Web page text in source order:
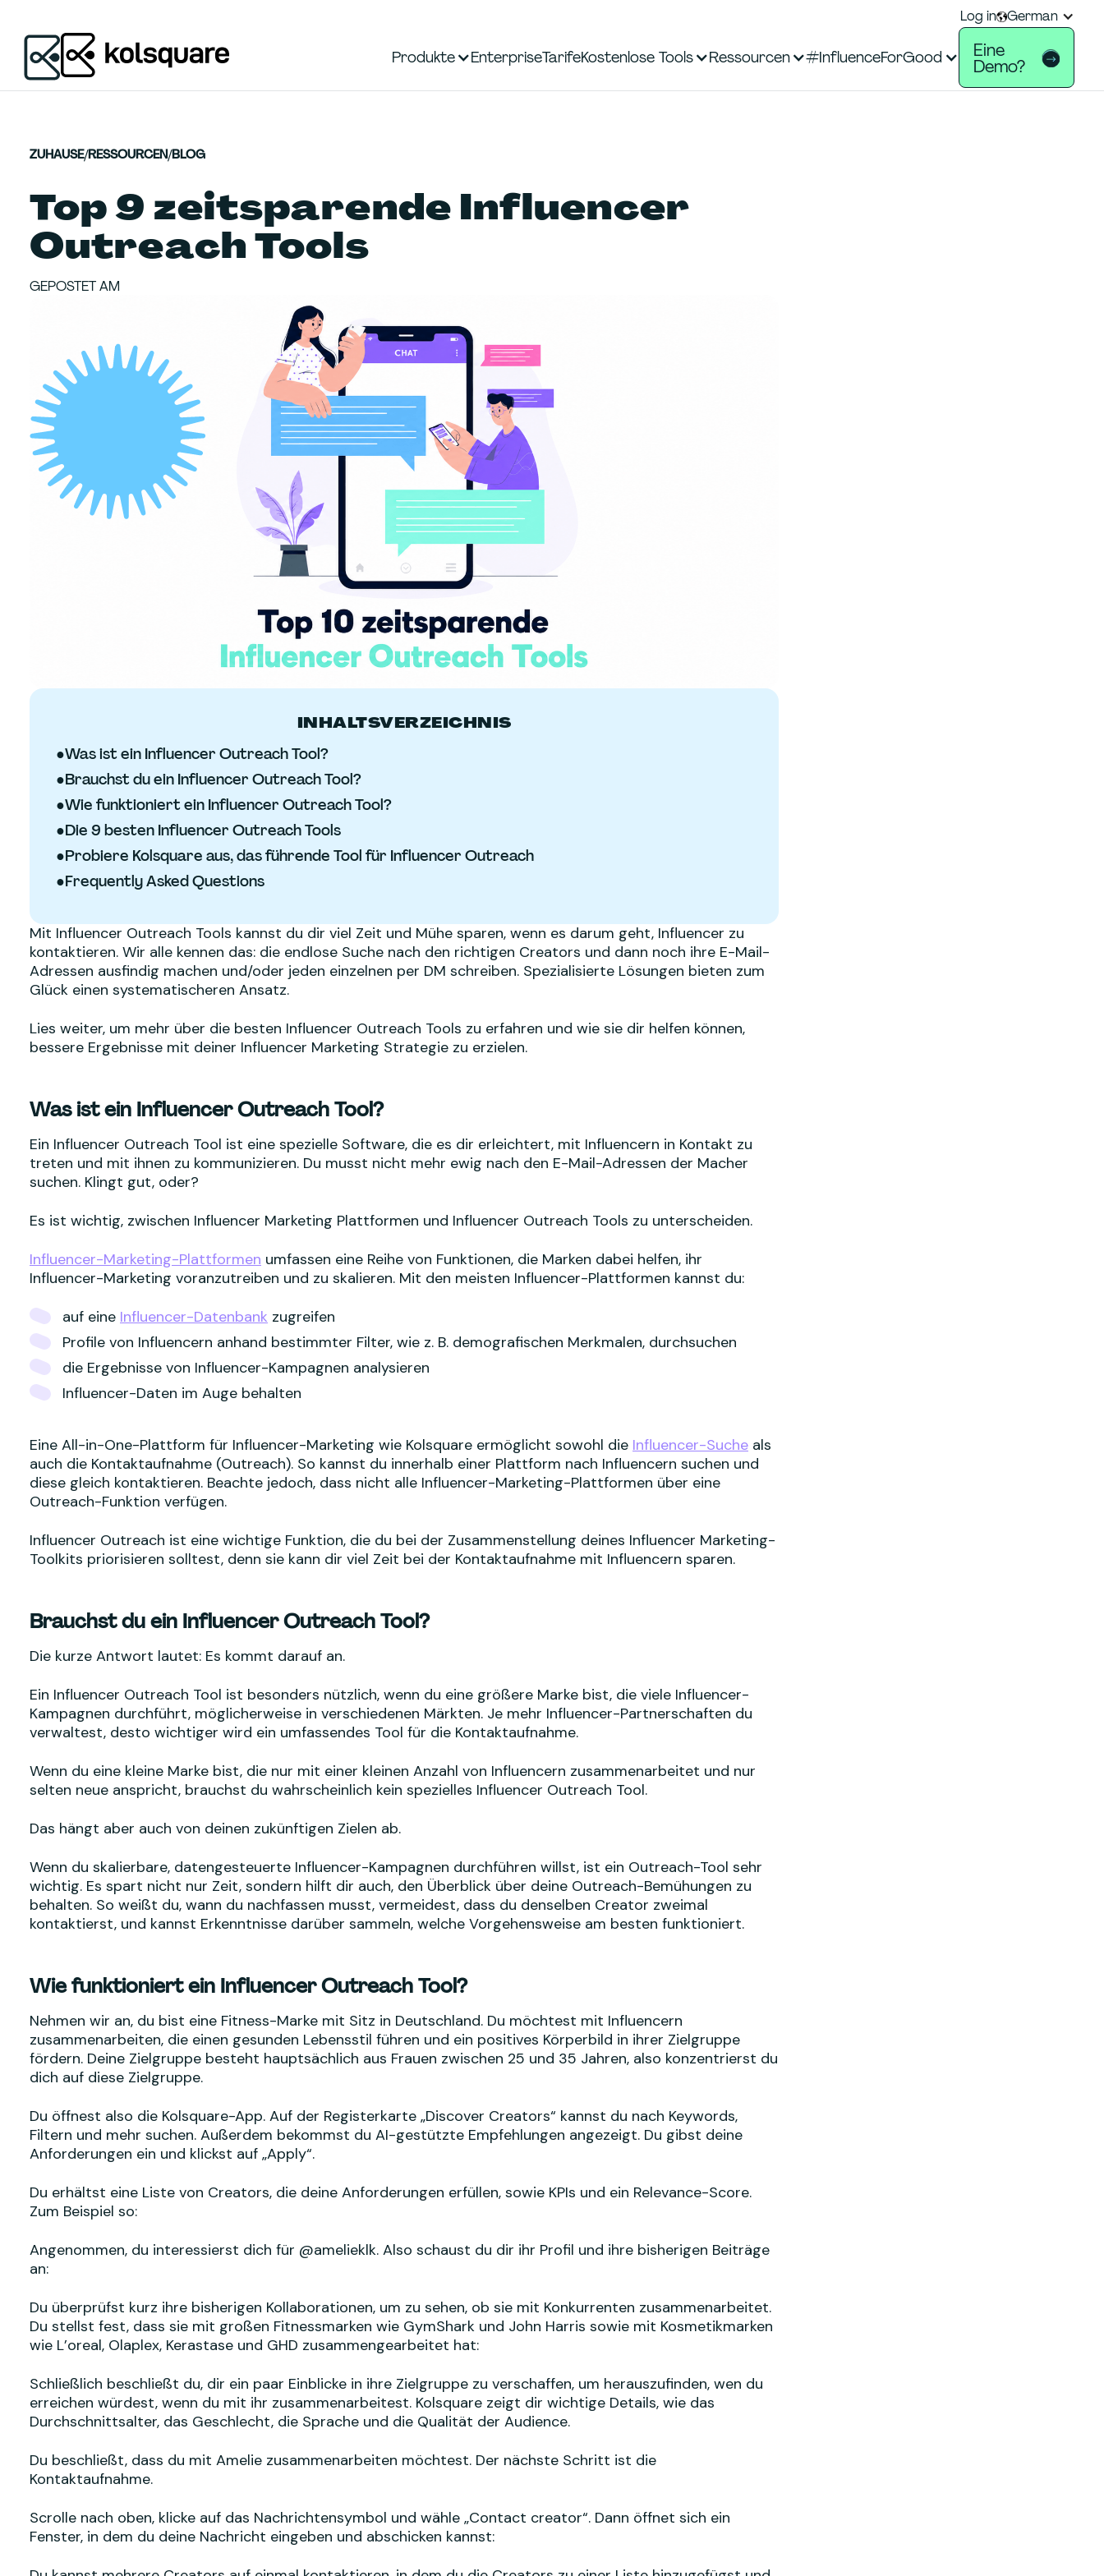
Log in German
Produkte EnterpriseTarifeKostenlose Tools Ressourcen #InfluenceForGood Eine
Demo?
ZUHAUSE/RESSOURCEN/BLOG
Top 9 zeitsparende Influencer
Outreach Tools
GEPOSTET AM
INHALTSVERZEICHNIS
●Was ist ein Influencer Outreach Tool?
●Brauchst du ein Influencer Outreach Tool?
●Wie funktioniert ein Influencer Outreach Tool?
●Die 9 besten Influencer Outreach Tools
●Probiere Kolsquare aus, das führende Tool für Influencer Outreach
●Frequently Asked Questions
Mit Influencer Outreach Tools kannst du dir viel Zeit und Mühe sparen, wenn es darum geht, Influencer zu
kontaktieren. Wir alle kennen das: die endlose Suche nach den richtigen Creators und dann noch ihre E-Mail-
Adressen ausfindig machen und/oder jeden einzelnen per DM schreiben. Spezialisierte Lösungen bieten zum
Glück einen systematischeren Ansatz.
Lies weiter, um mehr über die besten Influencer Outreach Tools zu erfahren und wie sie dir helfen können,
bessere Ergebnisse mit deiner Influencer Marketing Strategie zu erzielen.
Was ist ein Influencer Outreach Tool?
Ein Influencer Outreach Tool ist eine spezielle Software, die es dir erleichtert, mit Influencern in Kontakt zu
treten und mit ihnen zu kommunizieren. Du musst nicht mehr ewig nach den E-Mail-Adressen der Macher
suchen. Klingt gut, oder?
Es ist wichtig, zwischen Influencer Marketing Plattformen und Influencer Outreach Tools zu unterscheiden.
Influencer-Marketing-Plattformen umfassen eine Reihe von Funktionen, die Marken dabei helfen, ihr
Influencer-Marketing voranzutreiben und zu skalieren. Mit den meisten Influencer-Plattformen kannst du:
auf eine Influencer-Datenbank zugreifen
Profile von Influencern anhand bestimmter Filter, wie z. B. demografischen Merkmalen, durchsuchen
die Ergebnisse von Influencer-Kampagnen analysieren
Influencer-Daten im Auge behalten
Eine All-in-One-Plattform für Influencer-Marketing wie Kolsquare ermöglicht sowohl die Influencer-Suche als
auch die Kontaktaufnahme (Outreach). So kannst du innerhalb einer Plattform nach Influencern suchen und
diese gleich kontaktieren. Beachte jedoch, dass nicht alle Influencer-Marketing-Plattformen über eine
Outreach-Funktion verfügen.
Influencer Outreach ist eine wichtige Funktion, die du bei der Zusammenstellung deines Influencer Marketing-
Toolkits priorisieren solltest, denn sie kann dir viel Zeit bei der Kontaktaufnahme mit Influencern sparen.
Brauchst du ein Influencer Outreach Tool?
Die kurze Antwort lautet: Es kommt darauf an.
Ein Influencer Outreach Tool ist besonders nützlich, wenn du eine größere Marke bist, die viele Influencer-
Kampagnen durchführt, möglicherweise in verschiedenen Märkten. Je mehr Influencer-Partnerschaften du
verwaltest, desto wichtiger wird ein umfassendes Tool für die Kontaktaufnahme.
Wenn du eine kleine Marke bist, die nur mit einer kleinen Anzahl von Influencern zusammenarbeitet und nur
selten neue anspricht, brauchst du wahrscheinlich kein spezielles Influencer Outreach Tool.
Das hängt aber auch von deinen zukünftigen Zielen ab.
Wenn du skalierbare, datengesteuerte Influencer-Kampagnen durchführen willst, ist ein Outreach-Tool sehr
wichtig. Es spart nicht nur Zeit, sondern hilft dir auch, den Überblick über deine Outreach-Bemühungen zu
behalten. So weißt du, wann du nachfassen musst, vermeidest, dass du denselben Creator zweimal
kontaktierst, und kannst Erkenntnisse darüber sammeln, welche Vorgehensweise am besten funktioniert.
Wie funktioniert ein Influencer Outreach Tool?
Nehmen wir an, du bist eine Fitness-Marke mit Sitz in Deutschland. Du möchtest mit Influencern
zusammenarbeiten, die einen gesunden Lebensstil führen und ein positives Körperbild in ihrer Zielgruppe
fördern. Deine Zielgruppe besteht hauptsächlich aus Frauen zwischen 25 und 35 Jahren, also konzentrierst du
dich auf diese Zielgruppe.
Du öffnest also die Kolsquare-App. Auf der Registerkarte „Discover Creators“ kannst du nach Keywords,
Filtern und mehr suchen. Außerdem bekommst du AI-gestützte Empfehlungen angezeigt. Du gibst deine
Anforderungen ein und klickst auf „Apply“.
Du erhältst eine Liste von Creators, die deine Anforderungen erfüllen, sowie KPIs und ein Relevance-Score.
Zum Beispiel so:
Angenommen, du interessierst dich für @amelieklk. Also schaust du dir ihr Profil und ihre bisherigen Beiträge
an:
Du überprüfst kurz ihre bisherigen Kollaborationen, um zu sehen, ob sie mit Konkurrenten zusammenarbeitet.
Du stellst fest, dass sie mit großen Fitnessmarken wie GymShark und John Harris sowie mit Kosmetikmarken
wie L’oreal, Olaplex, Kerastase und GHD zusammengearbeitet hat:
Schließlich beschließt du, dir ein paar Einblicke in ihre Zielgruppe zu verschaffen, um herauszufinden, wen du
erreichen würdest, wenn du mit ihr zusammenarbeitest. Kolsquare zeigt dir wichtige Details, wie das
Durchschnittsalter, das Geschlecht, die Sprache und die Qualität der Audience.
Du beschließt, dass du mit Amelie zusammenarbeiten möchtest. Der nächste Schritt ist die
Kontaktaufnahme.
Scrolle nach oben, klicke auf das Nachrichtensymbol und wähle „Contact creator“. Dann öffnet sich ein
Fenster, in dem du deine Nachricht eingeben und abschicken kannst: